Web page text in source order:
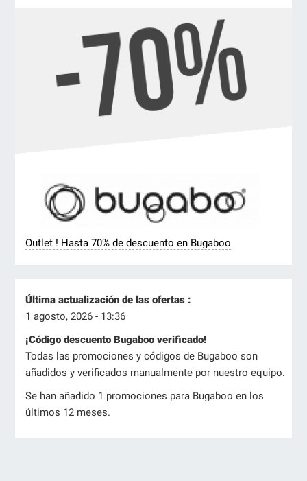
Outlet ! Hasta 70% de descuento en Bugaboo
Última actualización de las ofertas :
1 agosto, 2026 - 13:36
¡Código descuento Bugaboo verificado!
Todas las promociones y códigos de Bugaboo son
añadidos y verificados manualmente por nuestro equipo.
Se han añadido 1 promociones para Bugaboo en los
últimos 12 meses.